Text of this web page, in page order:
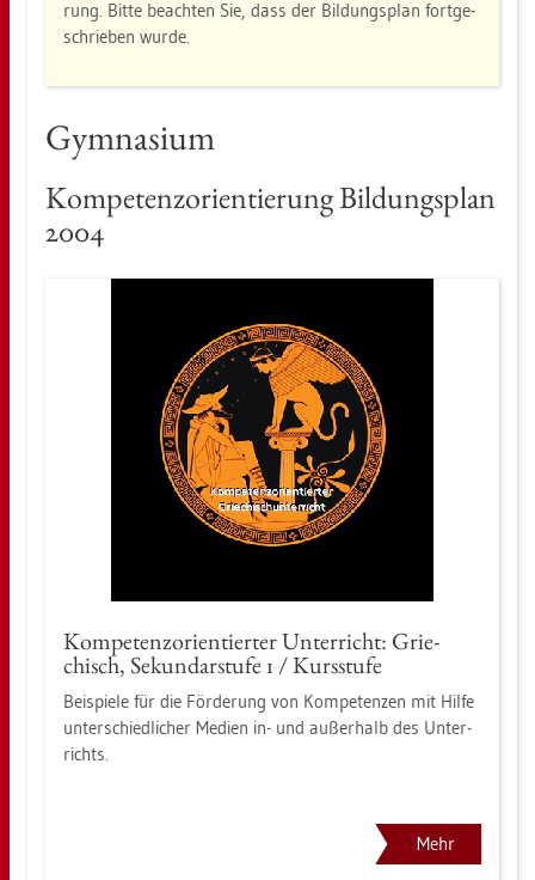
rung. Bitte be­ach­ten Sie, dass der Bil­dungs­plan fort­ge­
schrie­ben wurde.
Gym­na­si­um
Kom­pe­tenz­ori­en­tie­rung Bil­dungs­plan
2004
Kom­pe­tenz­ori­en­tier­ter Un­ter­richt: Grie­
chisch, Se­kun­dar­stu­fe 1 / Kurs­stu­fe
Bei­spie­le für die För­de­rung von Kom­pe­ten­zen mit Hilfe
un­ter­schied­li­cher Me­di­en in- und au­ßer­halb des Un­ter­
richts.
Mehr